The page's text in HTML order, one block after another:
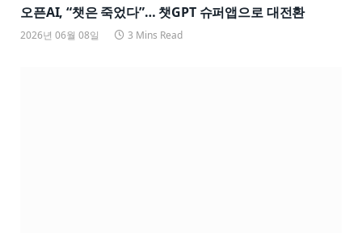
오픈AI, “챗은 죽었다”… 챗GPT 슈퍼앱으로 대전환
2026년 06월 08일 3 Mins Read